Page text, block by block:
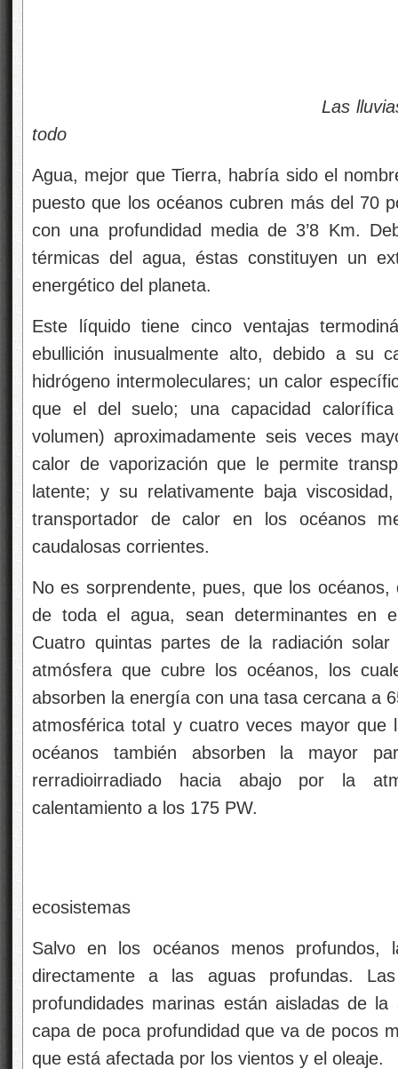
Las lluvias tan
todo
Agua, mejor que Tierra, habría sido el
puesto que los océanos cubren más del 70
con una profundidad media de 3’8 Km.
térmicas del agua, éstas constituyen un
energético del planeta.
Este líquido tiene cinco ventajas
ebullición inusualmente alto, debido a su
hidrógeno intermoleculares; un calor
que el del suelo; una capacidad
volumen) aproximadamente seis veces
calor de vaporización que le permite
latente; y su relativamente baja
transportador de calor en los océanos
caudalosas corrientes.
No es sorprendente, pues, que los
de toda el agua, sean determinantes en
Cuatro quintas partes de la radiación
atmósfera que cubre los océanos, los
absorben la energía con una tasa cercana a
atmosférica total y cuatro veces mayor que
océanos también absorben la mayor
rerradioirradiado hacia abajo por la
calentamiento a los 175 PW.
ecosistemas
Salvo en los océanos menos profundos,
directamente a las aguas profundas.
profundidades marinas están aisladas de
capa de poca profundidad que va de pocos
que está afectada por los vientos y el oleaje.